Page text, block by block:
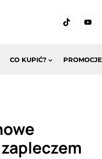
CO KUPIĆ? PROMOCJE